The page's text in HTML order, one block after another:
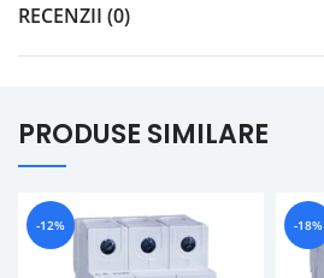
RECENZII (0)
PRODUSE SIMILARE
-12% -18%